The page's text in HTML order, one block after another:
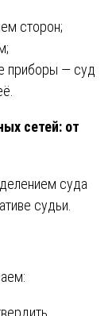
сторон;
приборы — суд
сетей: от
суда
судьи.